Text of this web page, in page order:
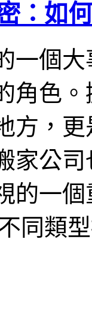
：如
一個
角色
方，
家公
的一
同類